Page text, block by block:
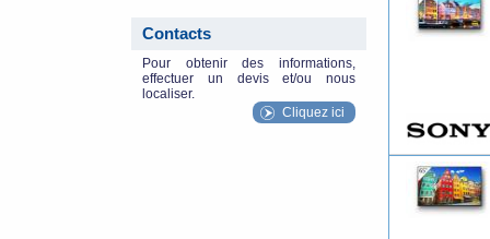
Contacts
Pour obtenir des informations,
effectuer un devis et/ou nous
localiser.
Cliquez ici